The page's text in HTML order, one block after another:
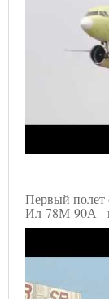
Первый полет
Ил-78М-90А -